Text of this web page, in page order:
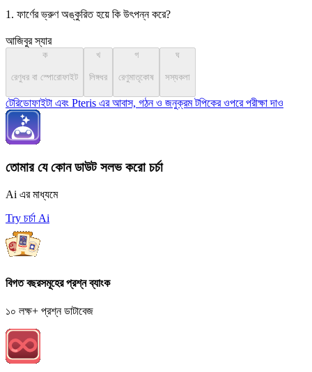
1. ফার্ণের ভ্রুণ অঙ্কুরিত হয়ে কি উৎপন্ন করে?
আজিবুর স্যার
ক
রেণুধর বা স্পোরোফাইট
খ
লিঙ্গধর
গ
রেণুমাতৃকোষ
ঘ
সস্যকলা
টেরিডোফাইটা এবং Pteris এর আবাস, গঠন ও জনুক্রম টপিকের ওপরে পরীক্ষা দাও
তোমার যে কোন ডাউট সলভ করো চর্চা
Ai এর মাধ্যমে
Try চর্চা Ai
বিগত বছরসমূহের প্রশ্ন ব্যাংক
১০ লক্ষ+ প্রশ্ন ডাটাবেজ